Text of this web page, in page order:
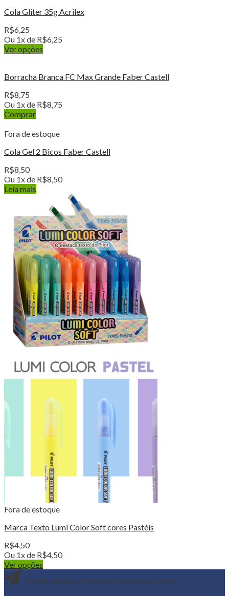
Cola Gliter 35g Acrilex
R$6,25
Ou 1x de R$6,25
Ver opções
Borracha Branca FC Max Grande Faber Castell
R$8,75
Ou 1x de R$8,75
Comprar
Fora de estoque
Cola Gel 2 Bicos Faber Castell
R$8,50
Ou 1x de R$8,50
Leia mais
Fora de estoque
Marca Texto Lumi Color Soft cores Pastéis
R$4,50
Ou 1x de R$4,50
Ver opções
Receba nossas ofertas exclusivas por email: